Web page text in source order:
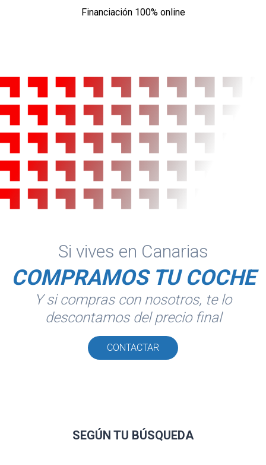
Financiación 100% online
Si vives en Canarias
COMPRAMOS TU COCHE
Y si compras con nosotros, te lo
descontamos del precio final
CONTACTAR
SEGÚN TU BÚSQUEDA